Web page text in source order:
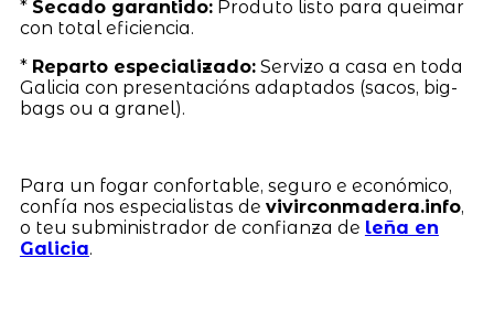
* Secado garantido:Produto listo para queimar
con total eficiencia.
* Reparto especializado:Servizo a casa en toda
Galicia con presentacións adaptados (sacos, big-
bags ou a granel).
Para un fogar confortable, seguro e económico,
confía nos especialistas de vivirconmadera.info,
o teu subministrador de confianza de leña en
Galicia.